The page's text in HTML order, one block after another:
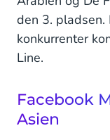
den 3.
konkurrenter
Line.
Facebook
Asien